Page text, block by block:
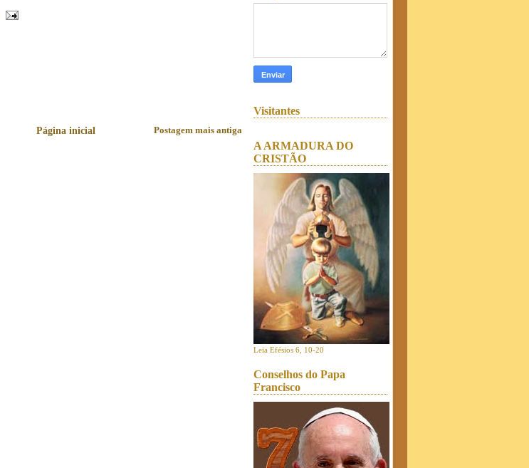
Postagem mais antiga
Página inicial
Visitantes
A ARMADURA DO
CRISTÃO
Leia Efésios 6, 10-20
Conselhos do Papa
Francisco